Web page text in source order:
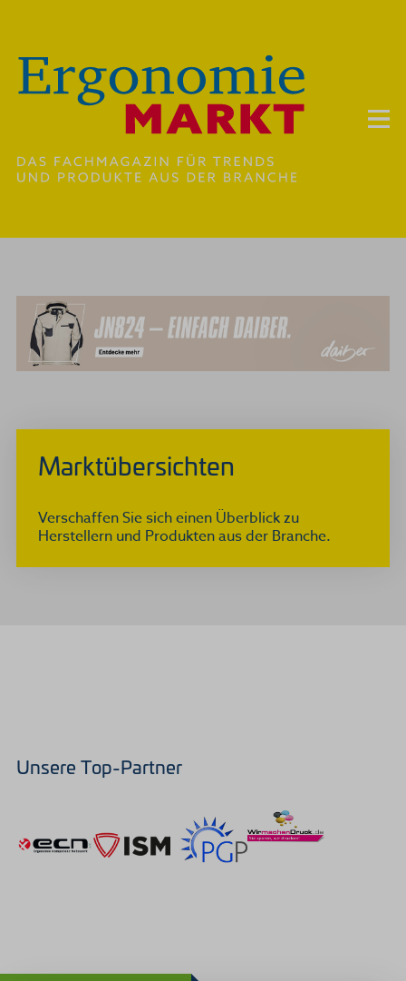
Marktübersichten
Verschaffen Sie sich einen Überblick zu
Herstellern und Produkten aus der Branche.
Unsere Top-Partner